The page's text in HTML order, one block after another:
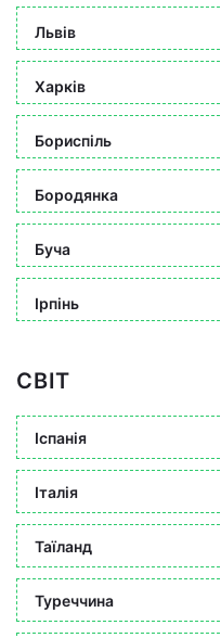
Львів
Харків
Бориспіль
Бородянка
Буча
Ірпінь
СВІТ
Іспанія
Італія
Таїланд
Туреччина